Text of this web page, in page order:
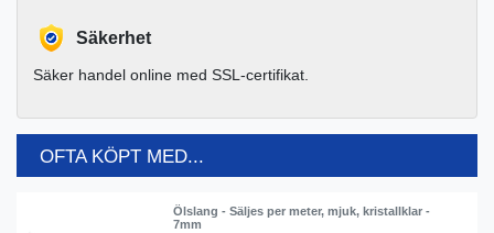
Säkerhet
Säker handel online med SSL-certifikat.
OFTA KÖPT MED...
Ölslang - Säljes per meter, mjuk, kristallklar -
7mm